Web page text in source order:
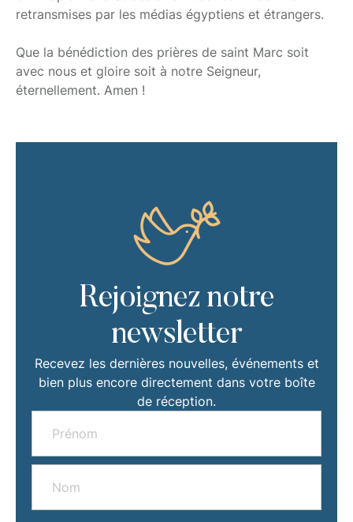
retransmises par les médias égyptiens et étrangers.
Que la bénédiction des prières de saint Marc soit
avec nous et gloire soit à notre Seigneur,
éternellement. Amen !
Rejoignez notre
newsletter
Recevez les dernières nouvelles, événements et
bien plus encore directement dans votre boîte
de réception.